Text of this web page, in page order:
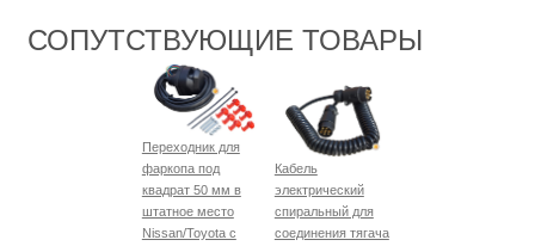
СОПУТСТВУЮЩИЕ ТОВАРЫ
Переходник для
фаркопа под
квадрат 50 мм в
штатное место
Nissan/Toyota с
Кабель
электрический
спиральный для
соединения тягача